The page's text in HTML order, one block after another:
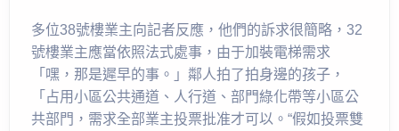
多位38號樓業主向記者反應，他們的訴求很簡略，32
號樓業主應當依照法式處事，由于加裝電梯需求
「嘿，那是遲早的事。」鄰人拍了拍身邊的孩子，
「占用小區公共通道、人行道、部門綠化帶等小區公
共部門，需求全部業主投票批准才可以。“假如投票雙